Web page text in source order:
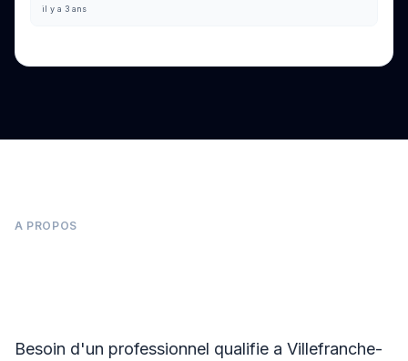
il y a 3 ans
A PROPOS
Besoin d'un professionnel qualifie a Villefranche-